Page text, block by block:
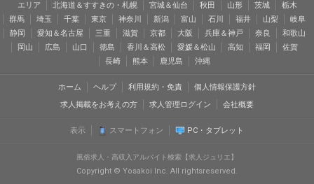
※面接採用後は、顔写真付き身分証明書と本籍地入り身分証明書をご
用意いただきます。その際に認印も忘れずにお持ちくださいね♪書類
に不備がなければ、入店手続きを行い、晴れて入店となります♪一緒
に頑張っていきましょうね(・´з`・)
◆面接
面接に必要なものはありません、当日は簡単なアンケート用紙を記入
して頂きます。
面接後そのまま入店希望の方はお写真付き身分証明書等の必要書類の
お仕事内容・お給料の説明の詳細をご説明致します。
◆入店時の流れ
入店書類の作成
エリア 北海道＆すすきの・札幌 宮城＆仙台 秋田 山形 茨城
栃木
群馬
埼玉 千葉 東京 神奈川 新潟 富山 石川 福井 山梨
岐阜
静岡
愛知＆名古屋 三重 滋賀 京都 大阪 兵庫＆神戸 奈良
和歌山
岡山
広島 山口 徳島 香川＆高松 愛媛＆松山 高知 福岡
佐賀
長崎
熊本 鹿児島 沖縄
ホーム ヘルプ 利用規約・免責
個人情報保護方針
求人掲載をお考えの方
求人管理ログイン 会社概要
表示 スマートフォン PC・タブレット
風俗求人・高収入アルバイト検索【求人ジュリエ】
Copyright © Yosakoi Inc. All rightsreserved.